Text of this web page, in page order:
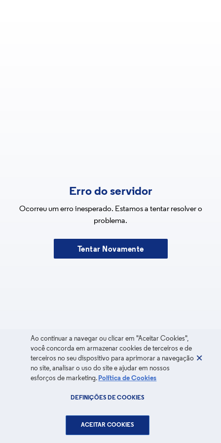
Erro do servidor
Ocorreu um erro inesperado. Estamos a tentar resolver o
problema.
Tentar Novamente
Ao continuar a navegar ou clicar em "Aceitar Cookies",
você concorda em armazenar cookies de terceiros e de
terceiros no seu dispositivo para aprimorar a navegação
no site, analisar o uso do site e ajudar em nossos
esforços de marketing. Política de Cookies
DEFINIÇÕES DE COOKIES
ACEITAR COOKIES